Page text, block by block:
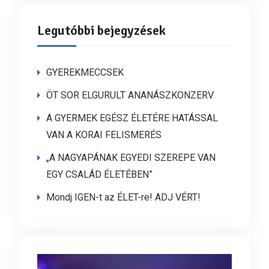
Legutóbbi bejegyzések
GYEREKMECCSEK
ÖT SOR ELGURULT ANANÁSZKONZERV
A GYERMEK EGÉSZ ÉLETÉRE HATÁSSAL
VAN A KORAI FELISMERÉS
„A NAGYAPÁNAK EGYEDI SZEREPE VAN
EGY CSALÁD ÉLETÉBEN”
Mondj IGEN-t az ÉLET-re! ADJ VÉRT!